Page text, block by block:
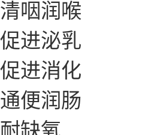
清咽润喉
促进泌乳
促进消化
通便润肠
耐缺氧